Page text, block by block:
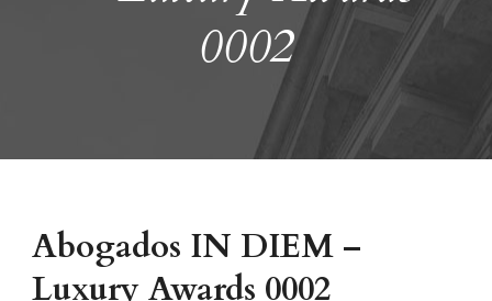
0002
Abogados IN DIEM –
Luxury Awards 0002